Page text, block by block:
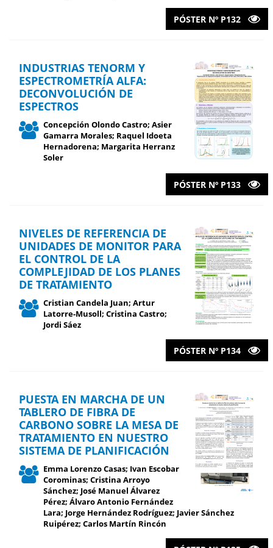
PÓSTER Nº P132
INDUSTRIAS TENORM Y
ESPECTROMETRÍA ALFA:
DECONVOLUCIÓN DE
ESPECTROS
Concepción Olondo Castro; Asier
Gamarra Morales; Raquel Idoeta
Hernadorena; Margarita Herranz
Soler
PÓSTER Nº P133
NIVELES DE REFERENCIA DE
UNIDADES DE MONITOR PARA
EL CONTROL DE LA
COMPLEJIDAD DE LOS PLANES
DE TRATAMIENTO
Cristian Candela Juan; Artur
Latorre-Musoll; Cristina Castro;
Jordi Sáez
PÓSTER Nº P134
PUESTA EN MARCHA DE UN
TABLERO DE FIBRA DE
CARBONO SOBRE LA MESA DE
TRATAMIENTO EN NUESTRO
SISTEMA DE PLANIFICACIÓN
Emma Lorenzo Casas; Ivan Escobar
Corominas; Cristina Arroyo
Sánchez; José Manuel Álvarez
Pérez; Álvaro Antonio Fernández
Lara; Jorge Hernández Rodríguez; Javier Sánchez
Ruipérez; Carlos Martín Rincón